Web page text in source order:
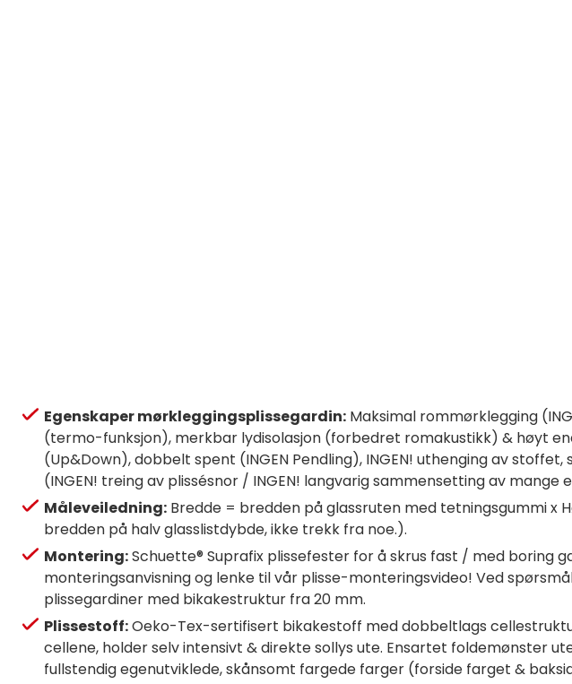
Egenskaper mørkleggingsplissegardin: Maksimal rommørklegging
(termo-funksjon), merkbar lydisolasjon (forbedret romakustikk) & høyt
(Up&Down), dobbelt spent (INGEN Pendling), INGEN! uthenging av
(INGEN! treing av plissésnor / INGEN! langvarig sammensetting av mange
Måleveiledning: Bredde = bredden på glassruten med tetningsgummi x
bredden på halv glasslistdybde, ikke trekk fra noe.).
Montering:Schuette® Suprafix plissefester for å skrus fast / med boring
monteringsanvisning og lenke til vår plisse-monteringsvideo! Ved
plissegardiner med bikakestruktur fra 20 mm.
Plissestoff:Oeko-Tex-sertifisert bikakestoff med dobbeltlags
cellene, holder selv intensivt & direkte sollys ute. Ensartet foldemønster
fullstendig egenutviklede, skånsomt fargede farger (forside farget &